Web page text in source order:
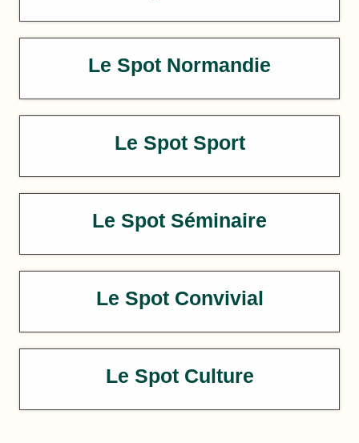
Le Spot Normandie
Le Spot Sport
Le Spot Séminaire
Le Spot Convivial
Le Spot Culture